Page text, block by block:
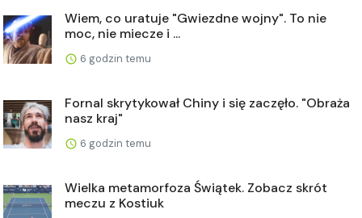
Wiem, co uratuje "Gwiezdne wojny". To nie
moc, nie miecze i ...
6 godzin temu
Fornal skrytykował Chiny i się zaczęło. "Obraża
nasz kraj"
6 godzin temu
Wielka metamorfoza Świątek. Zobacz skrót
meczu z Kostiuk